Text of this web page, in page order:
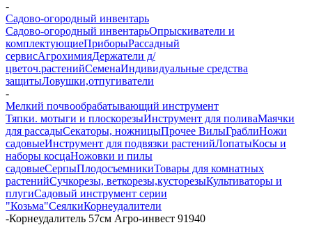
-
Садово-огородный инвентарь
Садово-огородный инвентарьОпрыскиватели и
комплектующиеПриборыРассадный
сервисАгрохимияДержатели д/
цветоч.растенийСеменаИндивидуальные средства
защитыЛовушки,отпугиватели
-
Мелкий почвообрабатывающий инструмент
Тяпки. мотыги и плоскорезыИнструмент для поливаМаячки
для рассадыСекаторы, ножницыПрочее ВилыГраблиНожи
садовыеИнструмент для подвязки растенийЛопатыКосы и
наборы косцаНожовки и пилы
садовыеСерпыПлодосъемникиТовары для комнатных
растенийСучкорезы, веткорезы,кусторезыКультиваторы и
плугиСадовый инструмент серии
"Козьма"СеялкиКорнеудалители
-Корнеудалитель 57см Агро-инвест 91940